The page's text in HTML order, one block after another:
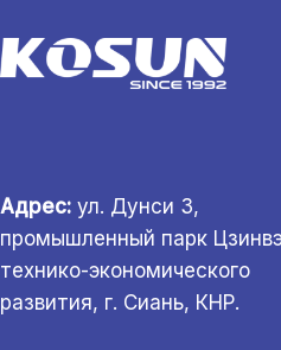
Адрес: ул. Дунси 3,
промышленный парк
технико-экономического
развития, г. Сиань, КНР.